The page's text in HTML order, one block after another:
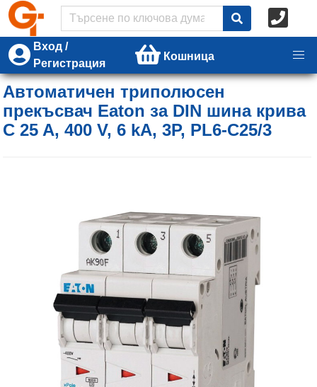
Вход /
Регистрация
Кошница
Автоматичен триполюсен
прекъсвач Eaton за DIN шина крива
C 25 A, 400 V, 6 kA, 3P, PL6-C25/3